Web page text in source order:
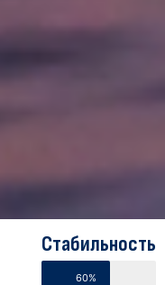
Стабильность
60%